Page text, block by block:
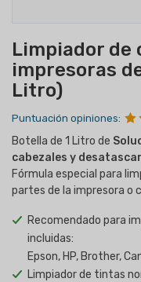
Limpiador de
impresoras
Litro)
Puntuación opiniones:
Botella de 1 Litro de
cabezales y
Fórmula especial para
partes de la impresora o
Recomendado para
incluidas:
Epson, HP, Brother,
Limpiador de tintas